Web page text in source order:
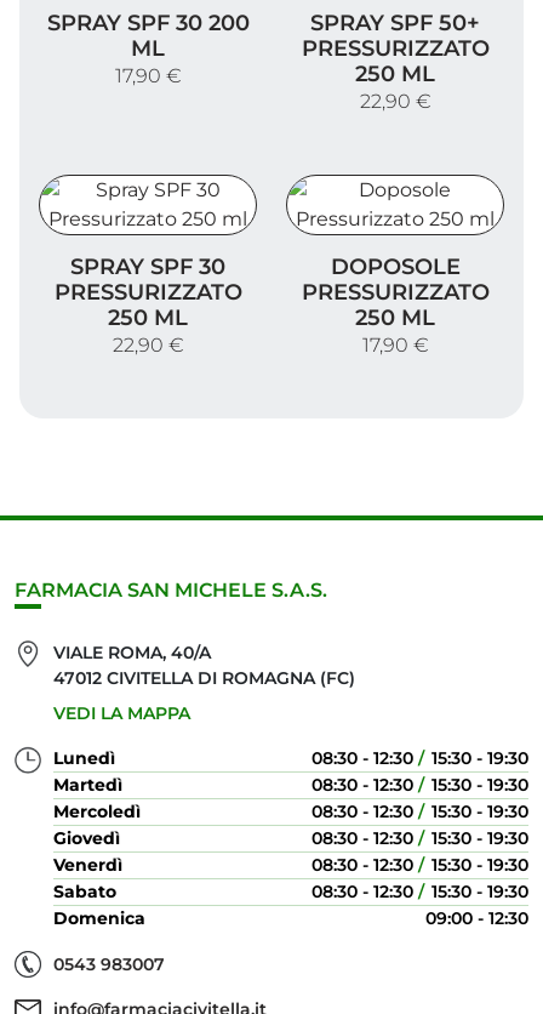
SPRAY SPF 30 200
ML
17,90 €
SPRAY SPF 50+
PRESSURIZZATO
250 ML
22,90 €
SPRAY SPF 30
PRESSURIZZATO
250 ML
22,90 €
DOPOSOLE
PRESSURIZZATO
250 ML
17,90 €
FARMACIA SAN MICHELE S.A.S.
VIALE ROMA, 40/A
47012 CIVITELLA DI ROMAGNA (FC)
VEDI LA MAPPA
Lunedì 08:30 - 12:30
15:30 - 19:30
Martedì
08:30 - 12:30
15:30 - 19:30
Mercoledì
08:30 - 12:30
15:30 - 19:30
Giovedì
08:30 - 12:30
15:30 - 19:30
Venerdì
08:30 - 12:30
15:30 - 19:30
Sabato
08:30 - 12:30
15:30 - 19:30
Domenica
09:00 - 12:30
0543 983007
info@farmaciacivitella.it